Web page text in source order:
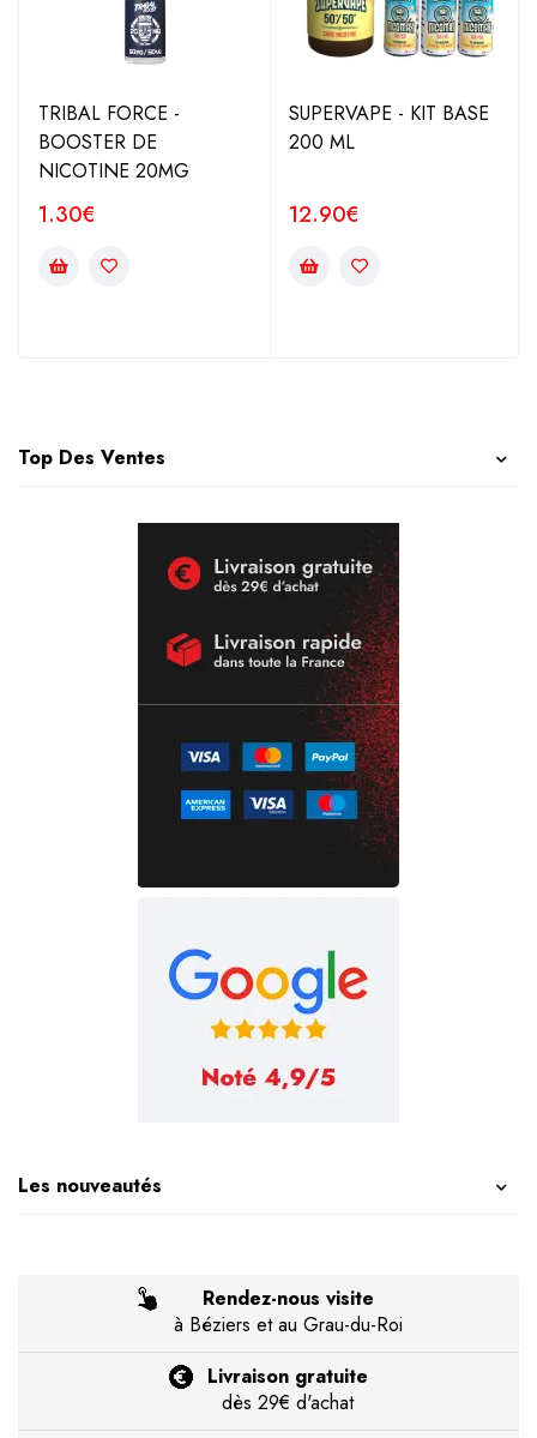
TRIBAL FORCE -
BOOSTER DE
NICOTINE 20MG
1.30€
SUPERVAPE - KIT BASE
200 ML
12.90€
Top Des Ventes
Les nouveautés
Rendez-nous visite
à Béziers et au Grau-du-Roi
Livraison gratuite
dès 29€ d'achat